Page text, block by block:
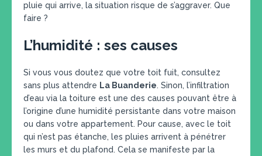
pluie qui arrive, la situation risque de s’aggraver. Que
faire ?
L’humidité : ses causes
Si vous vous doutez que votre toit fuit, consultez
sans plus attendre La Buanderie. Sinon, l’infiltration
d’eau via la toiture est une des causes pouvant être à
l’origine d’une humidité persistante dans votre maison
ou dans votre appartement. Pour cause, avec le toit
qui n’est pas étanche, les pluies arrivent à pénétrer
les murs et du plafond. Cela se manifeste par la